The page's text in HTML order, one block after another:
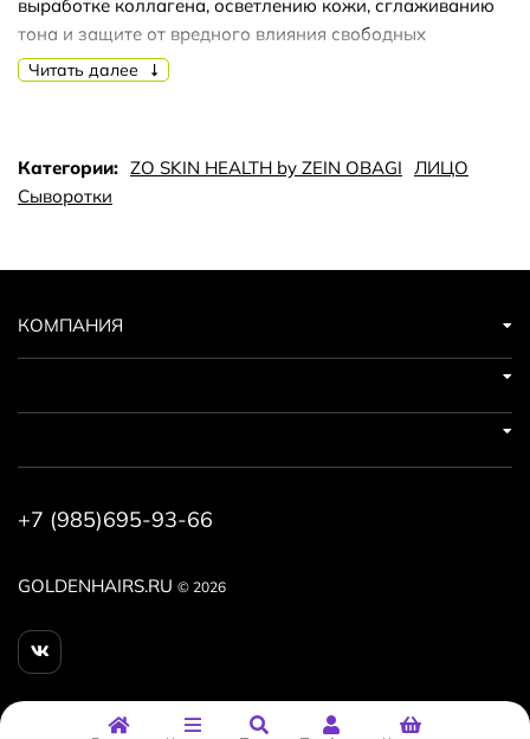
выработке коллагена, осветлению кожи, сглаживанию
тона и защите от вредного влияния свободных
радикалов.
витамин E в качестве антиоксидантного щита и мягкие
экстракты для успокоения.
вокруг глаз.
Читать далее
Категории: ZO SKIN HEALTH by ZEIN OBAGI ЛИЦО
Сыворотки
GOLDENHAIRS.RU © 2026
КОМПАНИЯ
+7 (985)695-93-66